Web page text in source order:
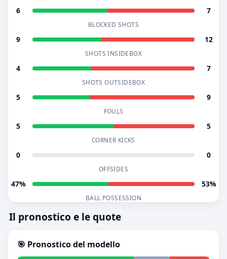
6 7
BLOCKED SHOTS
9 12
SHOTS INSIDEBOX
4 7
SHOTS OUTSIDEBOX
5 9
FOULS
5 5
CORNER KICKS
0 0
OFFSIDES
47% 53%
BALL POSSESSION
Il pronostico e le quote
🎯 Pronostico del modello